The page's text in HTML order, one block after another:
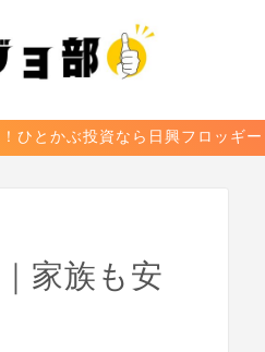
ひとかぶ投資なら日興フロッギー
家族も安